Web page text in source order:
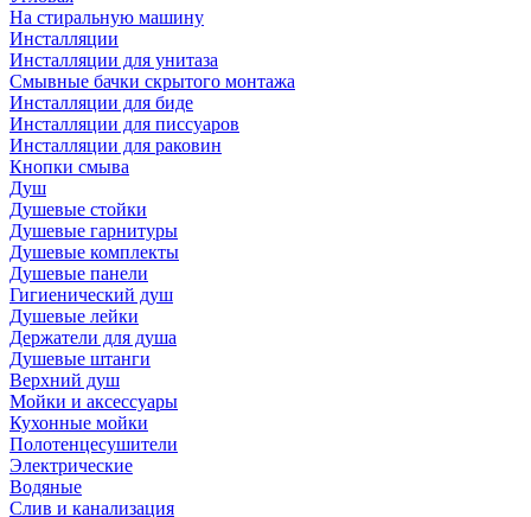
На стиральную машину
Инсталляции
Инсталляции для унитаза
Смывные бачки скрытого монтажа
Инсталляции для биде
Инсталляции для писсуаров
Инсталляции для раковин
Кнопки смыва
Душ
Душевые стойки
Душевые гарнитуры
Душевые комплекты
Душевые панели
Гигиенический душ
Душевые лейки
Держатели для душа
Душевые штанги
Верхний душ
Мойки и аксессуары
Кухонные мойки
Полотенцесушители
Электрические
Водяные
Слив и канализация